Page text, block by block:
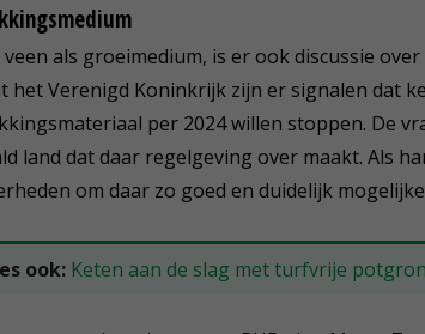
als groeimedium, is er ook discussie
het Verenigd Koninkrijk zijn er signalen dat
per 2024 willen stoppen. De
land dat daar regelgeving over maakt. Als
om daar zo goed en duidelijk
ook: Keten aan de slag met turfvrije